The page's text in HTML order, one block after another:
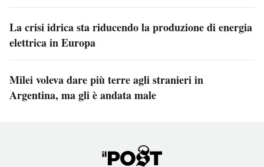
La crisi idrica sta riducendo la produzione di energia
elettrica in Europa
Milei voleva dare più terre agli stranieri in
Argentina, ma gli è andata male